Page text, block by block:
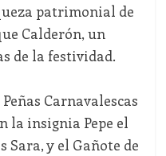
patrimonial de
Calderón, un
de la festividad.
Carnavalescas
la insignia Pepe el
Sara, y el Gañote de